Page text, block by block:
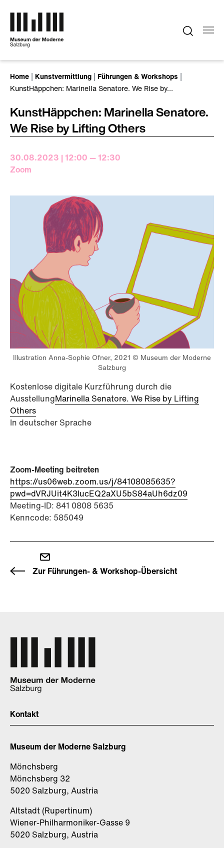
Home Kunstvermittlung
Führungen & Workshops
KunstHäppchen: Marinella Senatore. We Rise by…
KunstHäppchen: Marinella Senatore.
We Rise by Lifting Others
30.08.2023 | 12:00 — 12:30
Zoom
Illustration Anna-Sophie Ofner, 2021 © Museum der Moderne
Salzburg
Kostenlose digitale Kurzführung durch die
AusstellungMarinella Senatore. We Rise by Lifting
Others
In deutscher Sprache
Zoom-Meeting beitreten
https://us06web.zoom.us/j/84108085635?
pwd=dVRJUit4K3lucEQ2aXU5bS84aUh6dz09
Meeting-ID: 841 0808 5635
Kenncode: 585049
Zur Führungen- & Workshop-Übersicht
Kontakt
Museum der Moderne Salzburg
Mönchsberg
Mönchsberg 32
5020 Salzburg, Austria
Altstadt (Rupertinum)
Wiener-Philharmoniker-Gasse 9
5020 Salzburg, Austria